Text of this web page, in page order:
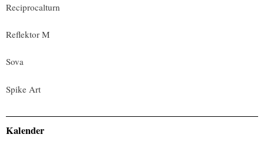
Reciprocalturn
Reflektor M
Sova
Spike Art
Kalender